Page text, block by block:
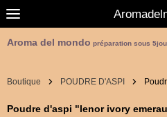
Aroma del mondo préparation sous
Boutique POUDRE D'ASPI
Poudre d'aspi "lenor ivory